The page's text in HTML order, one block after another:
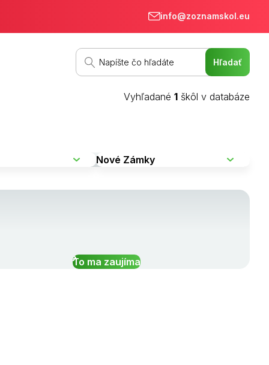
info@zoznamskol.eu
Vyhľadané 1 škôl v databáze
To ma zaujíma